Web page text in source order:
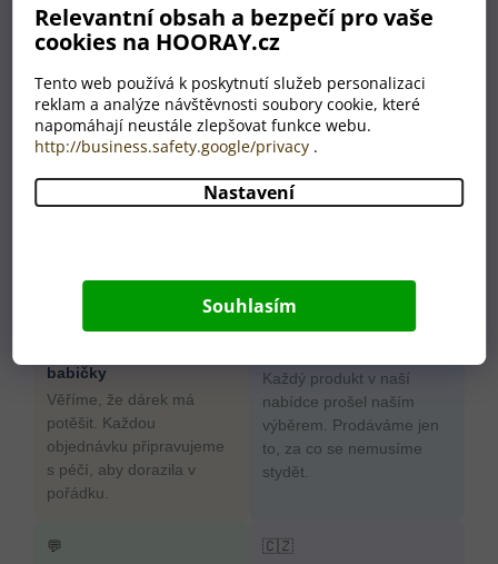
Relevantní obsah a bezpečí pro vaše
cookies na HOORAY.cz
Tento web používá k poskytnutí služeb personalizaci
reklam a analýze návštěvnosti soubory cookie, které
napomáhají neustále zlepšovat funkce webu.
http://business.safety.google/privacy .
Nastavení
Souhlasím
Obsah
830 ml
Mytí v myčce
Ne
Hmotnost
85 g
Barva
bílá
Země původu
CN
babičky
Věříme, že dárek má
potěšit. Každou
objednávku připravujeme
s péčí, aby dorazila v
pořádku.
Každý produkt v naší
nabídce prošel naším
výběrem. Prodáváme jen
to, za co se nemusíme
stydět.
💬
🇨🇿